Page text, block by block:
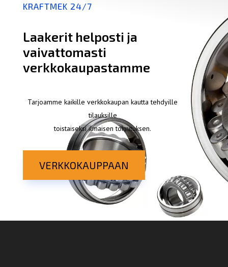
KRAFTMEK 24/7
Laakerit helposti ja
vaivattomasti
verkkokaupastamme
Tarjoamme kaikille verkkokaupan kautta tehdyille
tilauksille
toistaiseksi ilmaisen toimituksen.
VERKKOKAUPPAAN